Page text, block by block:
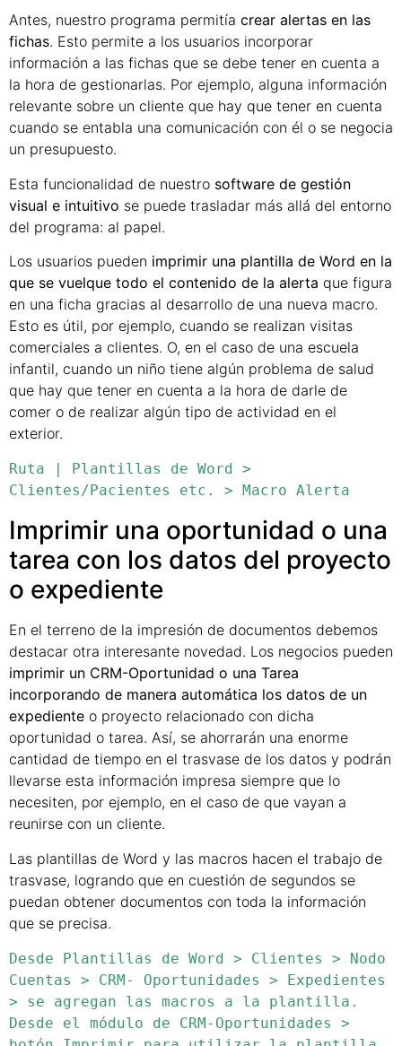
Antes, nuestro programa permitía crear alertas en las
fichas. Esto permite a los usuarios incorporar
información a las fichas que se debe tener en cuenta a
la hora de gestionarlas. Por ejemplo, alguna información
relevante sobre un cliente que hay que tener en cuenta
cuando se entabla una comunicación con él o se negocia
un presupuesto.
Esta funcionalidad de nuestro software de gestión
visual e intuitivo se puede trasladar más allá del entorno
del programa: al papel.
Los usuarios pueden imprimir una plantilla de Word en la
que se vuelque todo el contenido de la alerta que figura
en una ficha gracias al desarrollo de una nueva macro.
Esto es útil, por ejemplo, cuando se realizan visitas
comerciales a clientes. O, en el caso de una escuela
infantil, cuando un niño tiene algún problema de salud
que hay que tener en cuenta a la hora de darle de
comer o de realizar algún tipo de actividad en el
exterior.
Ruta | Plantillas de Word >
Clientes/Pacientes etc. > Macro Alerta
Imprimir una oportunidad o una
tarea con los datos del proyecto
o expediente
En el terreno de la impresión de documentos debemos
destacar otra interesante novedad. Los negocios pueden
imprimir un CRM-Oportunidad o una Tarea
incorporando de manera automática los datos de un
expediente o proyecto relacionado con dicha
oportunidad o tarea. Así, se ahorrarán una enorme
cantidad de tiempo en el trasvase de los datos y podrán
llevarse esta información impresa siempre que lo
necesiten, por ejemplo, en el caso de que vayan a
reunirse con un cliente.
Las plantillas de Word y las macros hacen el trabajo de
trasvase, logrando que en cuestión de segundos se
puedan obtener documentos con toda la información
que se precisa.
Desde Plantillas de Word > Clientes > Nodo
Cuentas > CRM- Oportunidades > Expedientes
> se agregan las macros a la plantilla.
Desde el módulo de CRM-Oportunidades >